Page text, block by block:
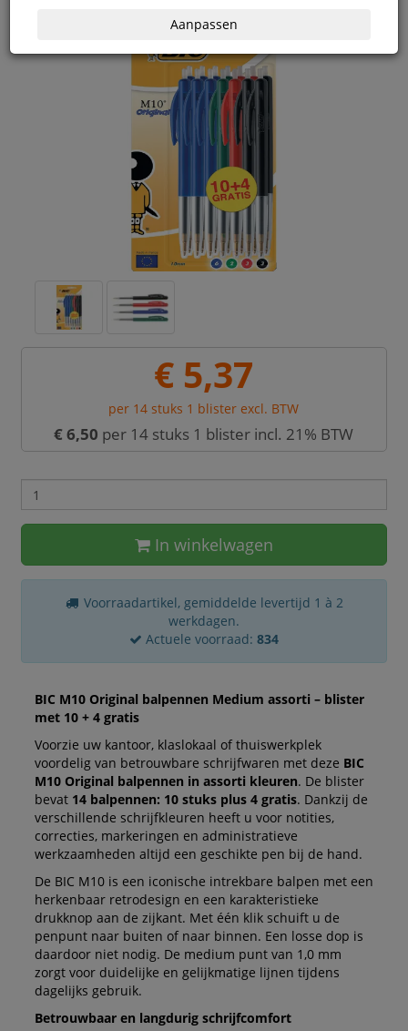
€ 5,37
per 14 stuks 1 blister excl. BTW
€ 6,50 per 14 stuks 1 blister incl. 21% BTW
In winkelwagen
Voorraadartikel, gemiddelde levertijd 1 à 2
werkdagen.
Actuele voorraad: 834
BIC M10 Original balpennen Medium assorti – blister
met 10 + 4 gratis
Voorzie uw kantoor, klaslokaal of thuiswerkplek
voordelig van betrouwbare schrijfwaren met deze BIC
M10 Original balpennen in assorti kleuren. De blister
bevat 14 balpennen: 10 stuks plus 4 gratis. Dankzij de
verschillende schrijfkleuren heeft u voor notities,
correcties, markeringen en administratieve
werkzaamheden altijd een geschikte pen bij de hand.
De BIC M10 is een iconische intrekbare balpen met een
herkenbaar retrodesign en een karakteristieke
drukknop aan de zijkant. Met één klik schuift u de
penpunt naar buiten of naar binnen. Een losse dop is
daardoor niet nodig. De medium punt van 1,0 mm
zorgt voor duidelijke en gelijkmatige lijnen tijdens
dagelijks gebruik.
Betrouwbaar en langdurig schrijfcomfort
Aanpassen